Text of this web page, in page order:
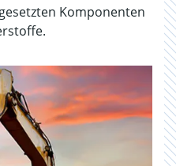
Komponenten